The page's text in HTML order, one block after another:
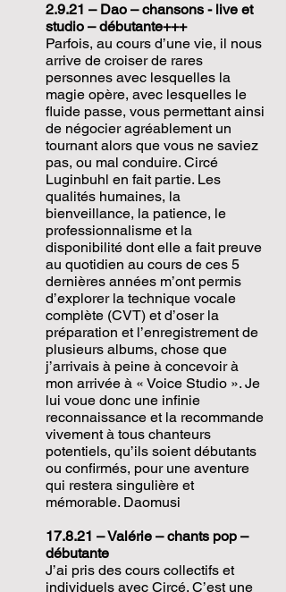
2.9.21 – Dao – chansons - live et
studio – débutante+++
Parfois, au cours d’une vie, il nous
arrive de croiser de rares
personnes avec lesquelles la
magie opère, avec lesquelles le
fluide passe, vous permettant ainsi
de négocier agréablement un
tournant alors que vous ne saviez
pas, ou mal conduire. Circé
Luginbuhl en fait partie. Les
qualités humaines, la
bienveillance, la patience, le
professionnalisme et la
disponibilité dont elle a fait preuve
au quotidien au cours de ces 5
dernières années m’ont permis
d’explorer la technique vocale
complète (CVT) et d’oser la
préparation et l’enregistrement de
plusieurs albums, chose que
j’arrivais à peine à concevoir à
mon arrivée à « Voice Studio ». Je
lui voue donc une infinie
reconnaissance et la recommande
vivement à tous chanteurs
potentiels, qu’ils soient débutants
ou confirmés, pour une aventure
qui restera singulière et
mémorable. Daomusi
17.8.21 – Valérie – chants pop –
débutante
J’ai pris des cours collectifs et
individuels avec Circé. C’est une